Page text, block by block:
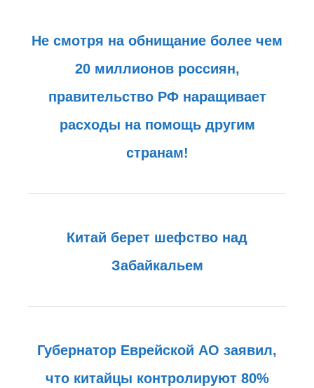
Не смотря на обнищание более чем
20 миллионов россиян,
правительство РФ наращивает
расходы на помощь другим
странам!
Китай берет шефство над
Забайкальем
Губернатор Еврейской АО заявил,
что китайцы контролируют 80%